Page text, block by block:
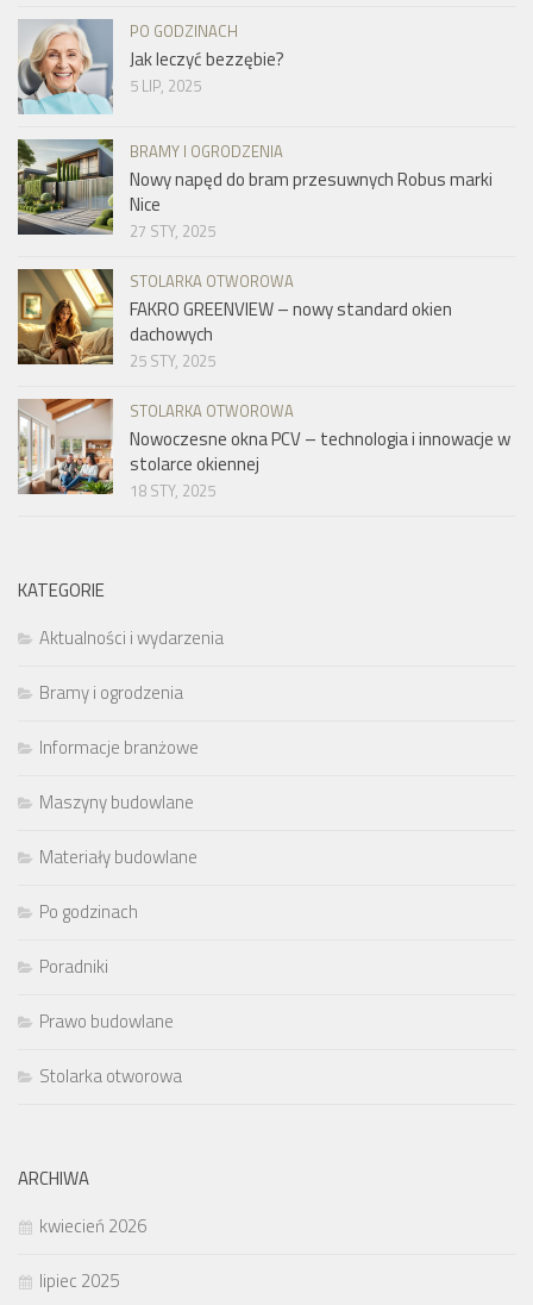
PO GODZINACH
Jak leczyć bezzębie?
5 LIP, 2025
BRAMY I OGRODZENIA
Nowy napęd do bram przesuwnych Robus marki
Nice
27 STY, 2025
STOLARKA OTWOROWA
FAKRO GREENVIEW – nowy standard okien
dachowych
25 STY, 2025
STOLARKA OTWOROWA
Nowoczesne okna PCV – technologia i innowacje w
stolarce okiennej
18 STY, 2025
KATEGORIE
Aktualności i wydarzenia
Bramy i ogrodzenia
Informacje branżowe
Maszyny budowlane
Materiały budowlane
Po godzinach
Poradniki
Prawo budowlane
Stolarka otworowa
ARCHIWA
kwiecień 2026
lipiec 2025